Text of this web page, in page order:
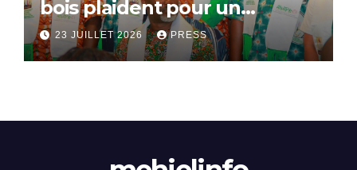
bois plaident pour un
dialogue national
23 JUILLET 2026 PRESS